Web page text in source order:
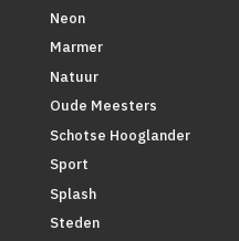
Neon
Marmer
Natuur
Oude Meesters
Schotse Hooglander
Sport
Splash
Steden